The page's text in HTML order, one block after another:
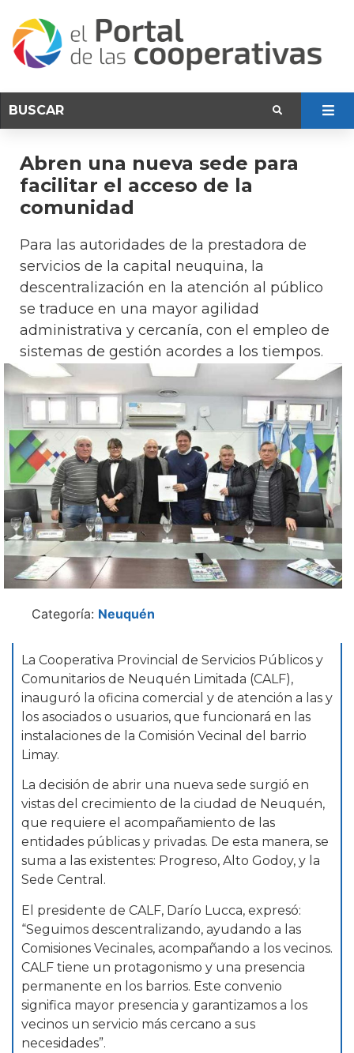
Abren una nueva sede para
facilitar el acceso de la
comunidad
Para las autoridades de la prestadora de
servicios de la capital neuquina, la
descentralización en la atención al público
se traduce en una mayor agilidad
administrativa y cercanía, con el empleo de
sistemas de gestión acordes a los tiempos.
Categoría: Neuquén
La Cooperativa Provincial de Servicios Públicos y
Comunitarios de Neuquén Limitada (CALF),
inauguró la oficina comercial y de atención a las y
los asociados o usuarios, que funcionará en las
instalaciones de la Comisión Vecinal del barrio
Limay.
La decisión de abrir una nueva sede surgió en
vistas del crecimiento de la ciudad de Neuquén,
que requiere el acompañamiento de las
entidades públicas y privadas. De esta manera, se
suma a las existentes: Progreso, Alto Godoy, y la
Sede Central.
El presidente de CALF, Darío Lucca, expresó:
“Seguimos descentralizando, ayudando a las
Comisiones Vecinales, acompañando a los vecinos.
CALF tiene un protagonismo y una presencia
permanente en los barrios. Este convenio
significa mayor presencia y garantizamos a los
vecinos un servicio más cercano a sus
necesidades”.